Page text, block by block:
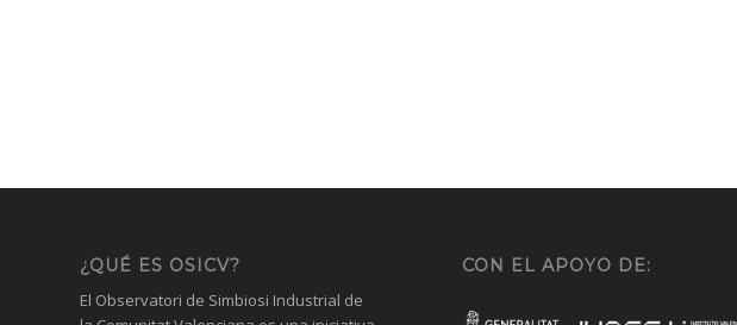
¿QUÉ ES OSICV?
El Observatori de Simbiosi Industrial de
CON EL APOYO DE: